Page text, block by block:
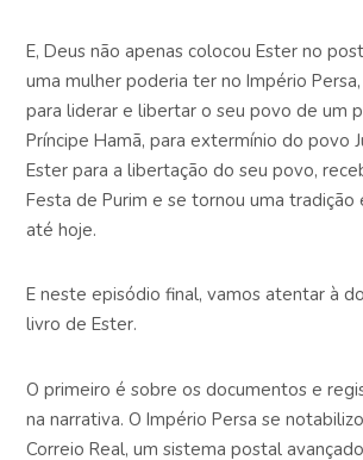
E, Deus não apenas colocou Ester no
uma mulher poderia ter no Império
para liderar e libertar o seu povo de um
Príncipe Hamã, para extermínio do povo
Ester para a libertação do seu povo,
Festa de Purim e se tornou uma tradição
até hoje.
E neste episódio final, vamos atentar à
livro de Ester.
O primeiro é sobre os documentos e
na narrativa. O Império Persa se
Correio Real, um sistema postal